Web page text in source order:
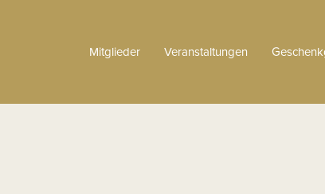
Mitglieder Veranstaltungen